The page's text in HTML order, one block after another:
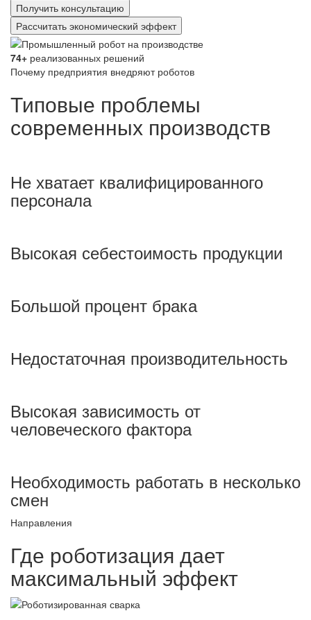
Получить консультацию
Рассчитать экономический эффект
74+ реализованных решений
Почему предприятия внедряют роботов
Типовые проблемы
современных производств
Не хватает квалифицированного
персонала
Высокая себестоимость продукции
Большой процент брака
Недостаточная производительность
Высокая зависимость от
человеческого фактора
Необходимость работать в несколько
смен
Направления
Где роботизация дает
максимальный эффект